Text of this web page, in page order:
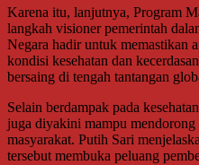
Karena itu, lanjutnya, Program
langkah visioner pemerintah
Negara hadir untuk memastikan
kondisi kesehatan dan
bersaing di tengah tantangan
Selain berdampak pada
juga diyakini mampu
masyarakat. Putih Sari
tersebut membuka peluang